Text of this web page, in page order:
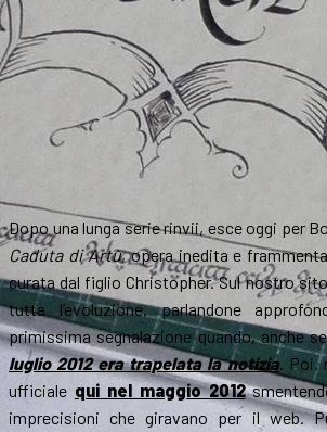
Dopo una lunga serie rinvii, esce oggi per
Caduta di Artù, opera inedita e
curata dal figlio Christopher. Sul nostro
tutta l’evoluzione, parlandone
primissima segnalazione quando, anche
luglio 2012 era trapelata la notizia. Poi,
ufficiale qui nel maggio 2012
imprecisioni che giravano per il web.